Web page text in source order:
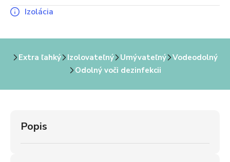
Izolácia
Extra ľahký Izolovateľný Umývateľný
Vodeodolný
Odolný voči dezinfekcii
Popis